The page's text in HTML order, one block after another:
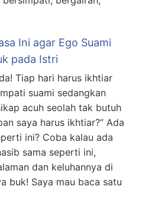
Ini agar Ego Suami
pada Istri
Tiap hari harus ikhtiar
suami sedangkan
acuh seolah tak butuh
saya harus ikhtiar?” Ada
ini? Coba kalau ada
sama seperti ini,
dan keluhannya di
buk! Saya mau baca satu